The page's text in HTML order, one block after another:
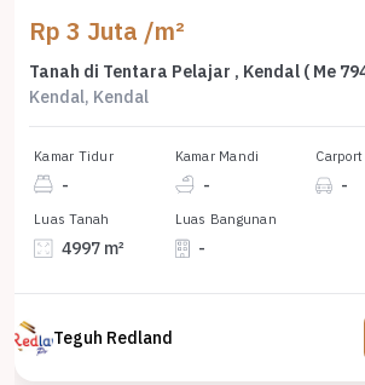
Rp 3 Juta /m²
Tanah di Tentara Pelajar , Kendal ( Me
Kendal, Kendal
Kamar Tidur
-
Kamar Mandi
-
Carport
-
Luas Tanah
4997 m²
Luas Bangunan
-
Teguh Redland